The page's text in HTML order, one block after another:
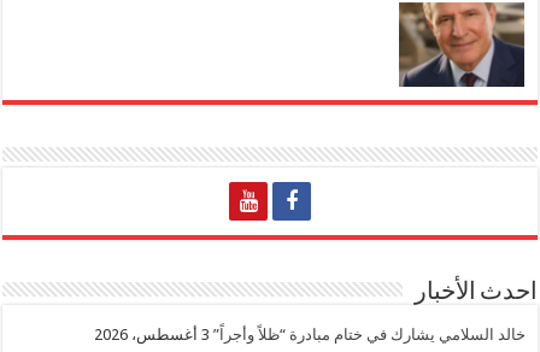
احدث الأخبار
خالد السلامي يشارك في ختام مبادرة “ظلاً وأجراً” 3 أغسطس، 2026